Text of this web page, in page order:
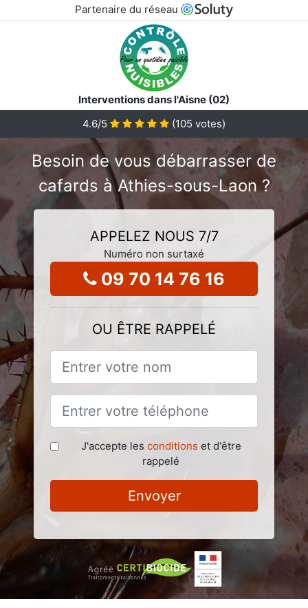
Partenaire du réseau
Interventions dans l'Aisne (02)
4.6/5 (105 votes)
Besoin de vous débarrasser de
cafards à Athies-sous-Laon ?
APPELEZ NOUS 7/7
Numéro non surtaxé
09 70 14 76 16
OU ÊTRE RAPPELÉ
J'accepte les conditions et d'être
rappelé
Envoyer